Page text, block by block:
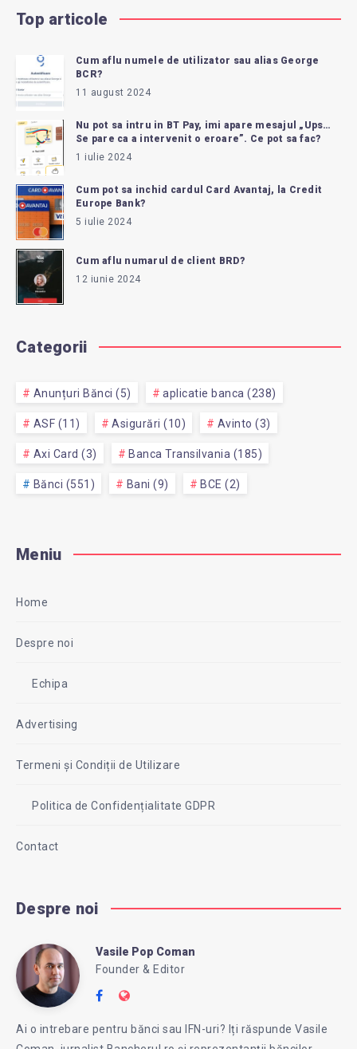
Top articole
Cum aflu numele de utilizator sau alias George
BCR?
11 august 2024
Nu pot sa intru in BT Pay, imi apare mesajul „Ups…
Se pare ca a intervenit o eroare”. Ce pot sa fac?
1 iulie 2024
Cum pot sa inchid cardul Card Avantaj, la Credit
Europe Bank?
5 iulie 2024
Cum aflu numarul de client BRD?
12 iunie 2024
Categorii
Anunțuri Bănci (5) aplicatie banca (238)
ASF (11) Asigurări (10) Avinto (3)
Axi Card (3) Banca Transilvania (185)
Bănci (551) Bani (9) BCE (2)
Meniu
Home
Despre noi
Echipa
Advertising
Termeni și Condiții de Utilizare
Politica de Confidențialitate GDPR
Contact
Despre noi
Vasile
Pop
Vasile Pop Coman
Founder & Editor
FollowWebsite:
Ai o intrebare pentru bănci sau IFN-uri? Iți răspunde Vasile